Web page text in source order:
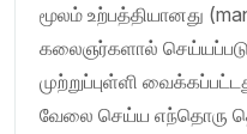
மூலம் உற்பத்தியானது
கலைஞர்களால்
முற்றுப்புள்ளி
வேலை செய்ய எந்தொரு